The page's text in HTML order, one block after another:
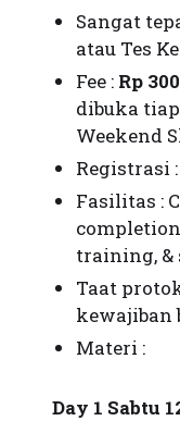
Sangat
atau Tes
Fee : Rp
dibuka
Weekend
Registrasi
Fasilitas :
training, &
Taat
kewajiban
Materi :
Day 1 Sabtu